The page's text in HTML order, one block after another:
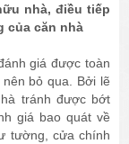
nhà, điều tiếp
của căn nhà
giá được toàn
bỏ qua. Bởi lẽ
tránh được bớt
giá bao quát về
tường, cửa chính